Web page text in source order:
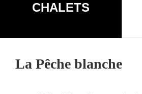
CHALETS
La Pêche blanche